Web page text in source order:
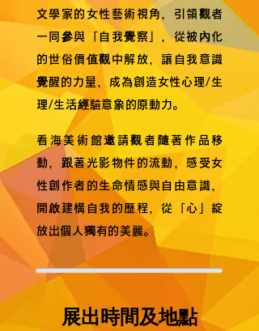
文學家的女性藝術視角，引領觀者
一同參與「自我覺察」，從被內化
的世俗價值觀中解放，讓自我意識
覺醒的力量，成為創造女性心理/生
理/生活經驗意象的原動力。
看海美術館邀請觀者隨著作品移
動，跟著光影物件的流動，感受女
性創作者的生命情感與自由意識，
開啟建構自我的歷程，從「心」綻
放出個人獨有的美麗。
展出時間及地點